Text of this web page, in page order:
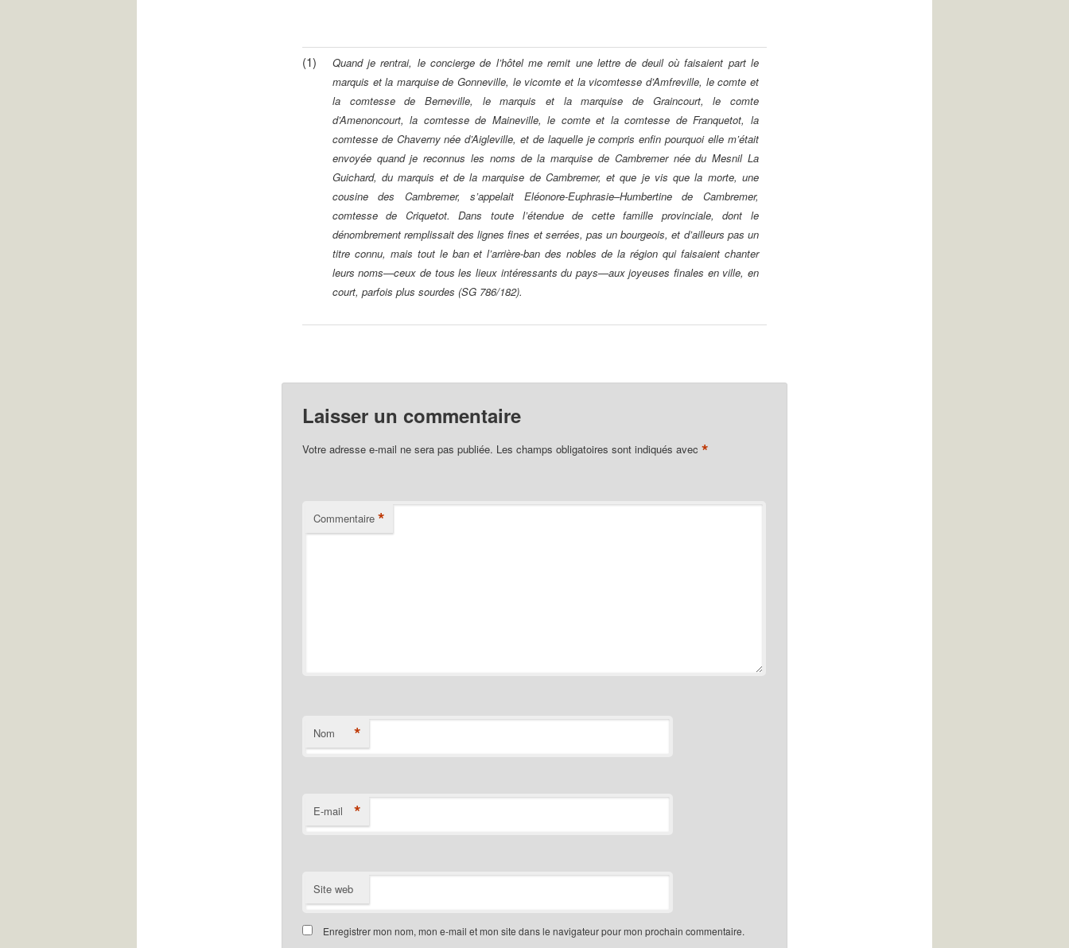
(1)
Quand je rentrai, le concierge de l’hôtel me remit une lettre de deuil où faisaient part le
marquis et la marquise de Gonneville, le vicomte et la vicomtesse d’Amfreville, le comte et
la comtesse de Berneville, le marquis et la marquise de Graincourt, le comte
d’Amenoncourt, la comtesse de Maineville, le comte et la comtesse de Franquetot, la
comtesse de Chaverny née d’Aigleville, et de laquelle je compris enfin pourquoi elle m’était
envoyée quand je reconnus les noms de la marquise de Cambremer née du Mesnil La
Guichard, du marquis et de la marquise de Cambremer, et que je vis que la morte, une
cousine des Cambremer, s’appelait Eléonore-Euphrasie–Humbertine de Cambremer,
comtesse de Criquetot. Dans toute l’étendue de cette famille provinciale, dont le
dénombrement remplissait des lignes fines et serrées, pas un bourgeois, et d’ailleurs pas un
titre connu, mais tout le ban et l’arrière-ban des nobles de la région qui faisaient chanter
leurs noms—ceux de tous les lieux intéressants du pays—aux joyeuses finales en ville, en
court, parfois plus sourdes (SG 786/182).
Laisser un commentaire
Votre adresse e-mail ne sera pas publiée. Les champs obligatoires sont indiqués avec *
Commentaire *
Nom *
E-mail *
Site web
Enregistrer mon nom, mon e-mail et mon site dans le navigateur pour mon prochain commentaire.